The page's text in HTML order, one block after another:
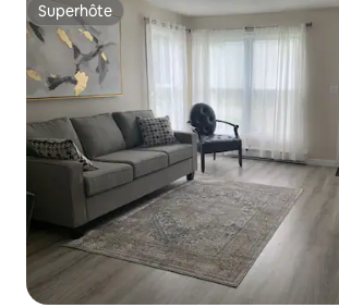
Superhôte
Superhôte